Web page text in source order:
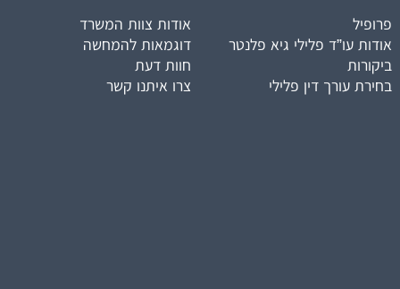
פרופיל
אודות צוות המשרד
אודות עו”ד פלילי גיא פלנטר
דוגמאות להמחשה
ביקורות
חוות דעת
בחירת עורך דין פלילי
צרו איתנו קשר